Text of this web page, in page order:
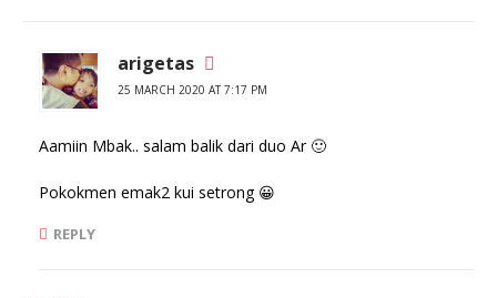
arigetas
25 MARCH 2020 AT 7:17 PM
Aamiin Mbak.. salam balik dari duo Ar 🙂
Pokokmen emak2 kui setrong 😀
REPLY